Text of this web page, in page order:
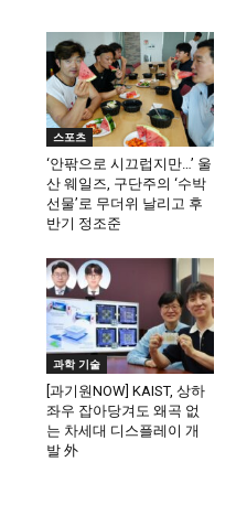
스포츠
‘안팎으로 시끄럽지만…’ 울
산 웨일즈, 구단주의 ‘수박
선물’로 무더위 날리고 후
반기 정조준
과학 기술
[과기원NOW] KAIST, 상하
좌우 잡아당겨도 왜곡 없
는 차세대 디스플레이 개
발 外